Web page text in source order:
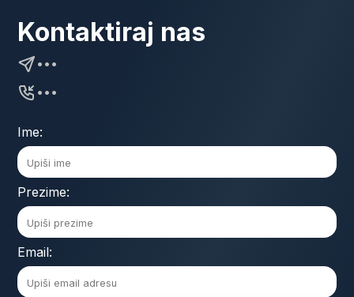
Kontaktiraj nas
•••
•••
Ime:
Prezime:
Email: